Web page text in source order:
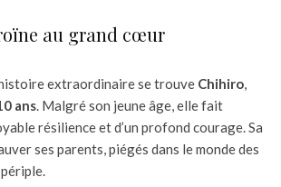
au grand cœur
extraordinaire se trouve Chihiro,
ans. Malgré son jeune âge, elle fait
résilience et d’un profond courage. Sa
ses parents, piégés dans le monde des